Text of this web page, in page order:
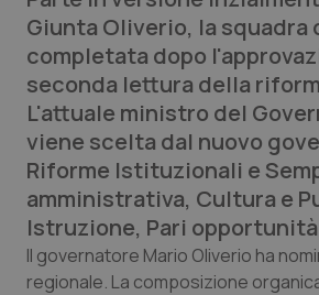
Edizioni Regionali
QS Pro
Professionisti Sanitari.AI
Abruzzo
Basilicata
QS Pro Gold
Artrite & artrosi
QS Club Newsletter
Giunta Oliverio, la squadra
completata dopo
seconda lettura della
L'attuale ministro del
viene scelta dal nuovo
Riforme Istituzionali e
amministrativa, Cultura e
Istruzione, Pari
Il governatore Mario Oliverio ha
regionale. La composizione